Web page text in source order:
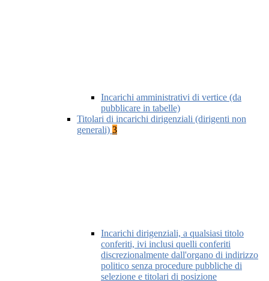
Incarichi amministrativi di vertice (da
pubblicare in tabelle)
Titolari di incarichi dirigenziali (dirigenti non
generali) 3
Incarichi dirigenziali, a qualsiasi titolo
conferiti, ivi inclusi quelli conferiti
discrezionalmente dall'organo di indirizzo
politico senza procedure pubbliche di
selezione e titolari di posizione